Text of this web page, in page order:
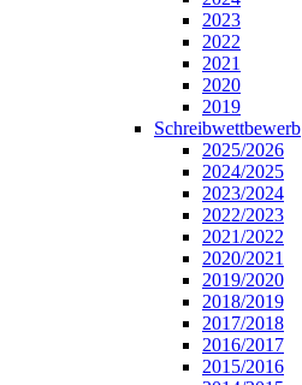
2023
2022
2021
2020
2019
Schreibwettbewerb
2025/2026
2024/2025
2023/2024
2022/2023
2021/2022
2020/2021
2019/2020
2018/2019
2017/2018
2016/2017
2015/2016